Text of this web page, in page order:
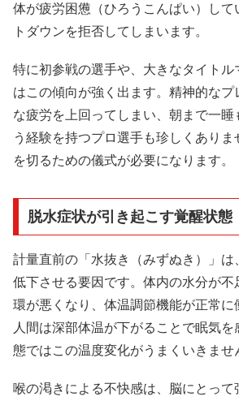
体が疲労困憊（ひろうこんぱい）して
トダウンを拒否してしまいます。
特に初参戦の選手や、大きなタイトル
はこの傾向が強く出ます。精神的なプ
な疲労を上回ってしまい、朝まで一睡
う経験を持つプロ選手も珍しくあり
を切るための儀式が必要になります。
脱水症状が引き起こす覚醒状態
計量直前の「水抜き（みずぬき）」は
低下させる要因です。体内の水分が不
環が悪くなり、体温調節機能が正常に
人間は深部体温が下がることで眠気
態ではこの温度変化がうまくいきませ
喉の渇きによる不快感は、脳にとって